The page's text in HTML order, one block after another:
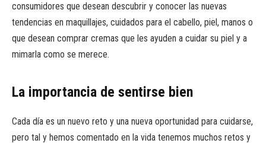
consumidores que desean descubrir y conocer las nuevas
tendencias en maquillajes, cuidados para el cabello, piel, manos o
que desean comprar cremas que les ayuden a cuidar su piel y a
mimarla como se merece.
La importancia de sentirse bien
Cada día es un nuevo reto y una nueva oportunidad para cuidarse,
pero tal y hemos comentado en la vida tenemos muchos retos y